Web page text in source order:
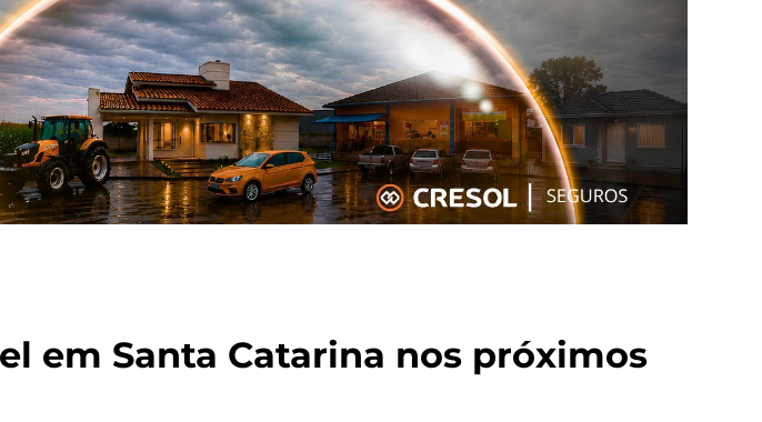
em Santa Catarina nos próximos